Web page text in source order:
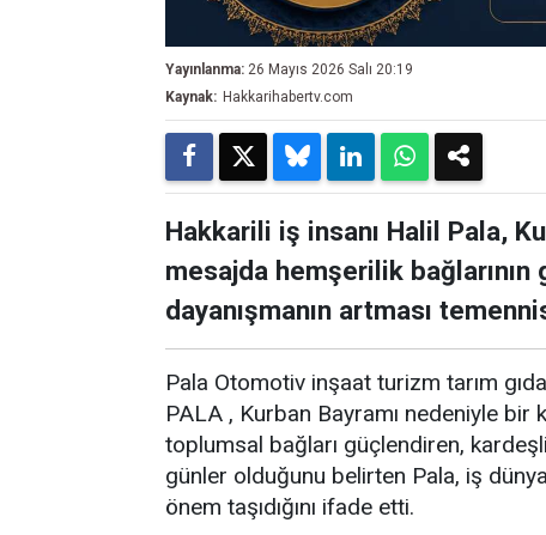
Yayınlanma: 26 Mayıs 2026 Salı 20:19
Kaynak: Hakkarihabertv.com
Hakkarili iş insanı Halil Pala,
mesajda hemşerilik
dayanışmanın artması
Pala Otomotiv inşaat turizm tarım
PALA , Kurban Bayramı nedeniyle bir
toplumsal bağları güçlendiren,
günler olduğunu belirten Pala, iş
önem taşıdığını ifade etti.